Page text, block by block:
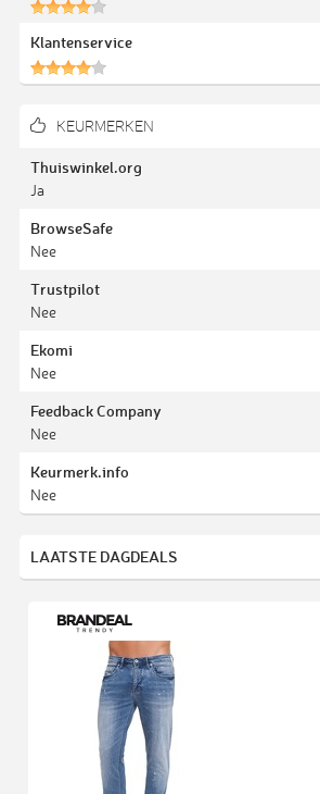
Klantenservice
KEURMERKEN
Thuiswinkel.org
Ja
BrowseSafe
Nee
Trustpilot
Nee
Ekomi
Nee
Feedback Company
Nee
Keurmerk.info
Nee
LAATSTE DAGDEALS